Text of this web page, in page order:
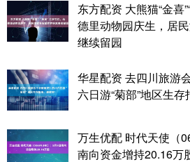
东方配资 大熊猫“金喜
德里动物园庆生，居
继续留园
华星配资 去四川旅游
六日游“菊部”地区生存
万生优配 时代天使（
南向资金增持20.16万